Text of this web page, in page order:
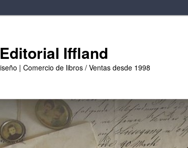
Iffland
| Comercio de libros / Ventas desde 1998